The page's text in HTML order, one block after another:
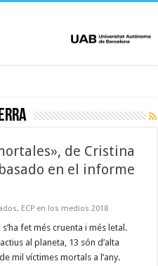
de Cristina
en el informe
, ECP en los medios 2018
fet més cruenta i més letal.
al planeta, 13 són d’alta
mil víctimes mortals a l’any.